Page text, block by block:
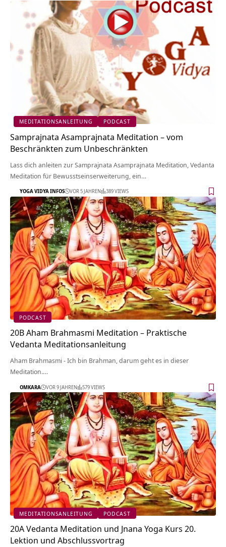
MEDITATIONSANLEITUNG PODCAST
Samprajnata Asamprajnata Meditation – vom
Beschränkten zum Unbeschränkten
Lass dich anleiten zur Samprajnata Asamprajnata Meditation, Vedanta
Meditation für Bewusstseinserweiterung, ein…
YOGA VIDYA INFOS VOR 5 JAHREN 389 VIEWS
PODCAST
20B Aham Brahmasmi Meditation – Praktische
Vedanta Meditationsanleitung
Aham Brahmasmi - Ich bin Brahman, darum geht es in dieser
Meditation.…
OMKARA VOR 9 JAHREN 579 VIEWS
MEDITATIONSANLEITUNG PODCAST
20A Vedanta Meditation und Jnana Yoga Kurs 20.
Lektion und Abschlussvortrag